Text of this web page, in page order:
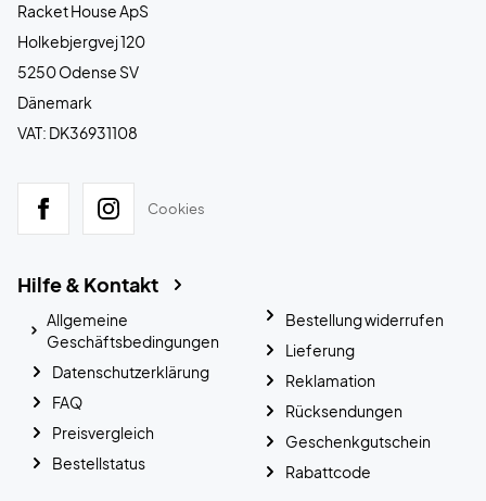
Racket House ApS
Holkebjergvej 120
5250 Odense SV
Dänemark
VAT: DK36931108
Cookies
Hilfe & Kontakt
Allgemeine
Geschäftsbedingungen
Datenschutzerklärung
FAQ
Preisvergleich
Bestellstatus
Bestellung widerrufen
Lieferung
Reklamation
Rücksendungen
Geschenkgutschein
Rabattcode